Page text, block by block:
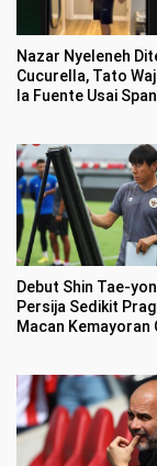
Nazar Nyeleneh
Cucurella, Tato
la Fuente Usai
Debut Shin Tae-
Persija Sedikit
Macan Kemayoran